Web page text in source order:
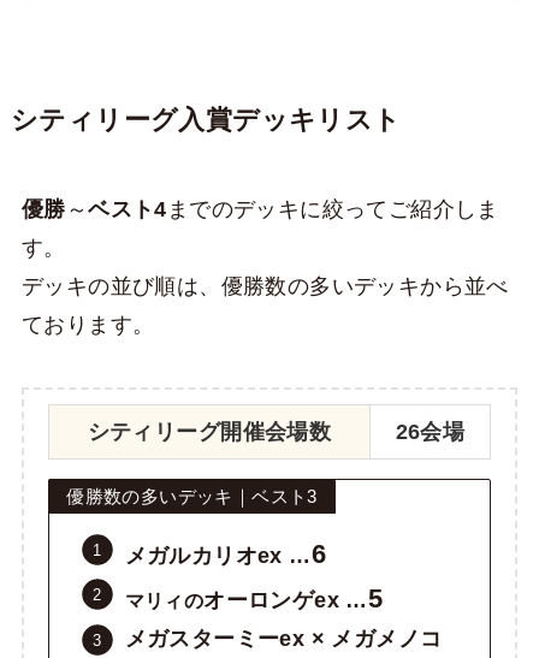
シティリーグ入賞デッキリスト
優勝 ～ベスト4 までのデッキに絞ってご紹介しま
す。
デッキの並び順は、優勝数の多いデッキから並べ
ております。
シティリーグ開催会場数 26会場
優勝数の多いデッキ｜ベスト3
メガルカリオex …6
マリィのオーロンゲex …5
メガスターミーex × メガメノコ